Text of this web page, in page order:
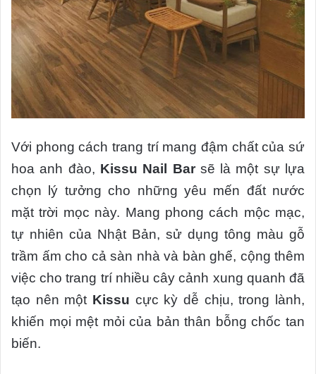
Với phong cách trang trí mang đậm chất của sứ
hoa anh đào, Kissu Nail Barsẽ là một sự lựa
chọn lý tưởng cho những yêu mến đất nước
mặt trời mọc này. Mang phong cách mộc mạc,
tự nhiên của Nhật Bản, sử dụng tông màu gỗ
trầm ấm cho cả sàn nhà và bàn ghế, cộng thêm
việc cho trang trí nhiều cây cảnh xung quanh đã
tạo nên một Kissu cực kỳ dễ chịu, trong lành,
khiến mọi mệt mỏi của bản thân bỗng chốc tan
biến.